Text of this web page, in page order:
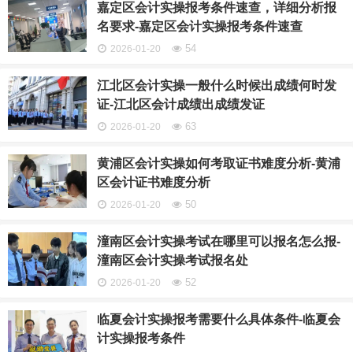
嘉定区会计实操报考条件速查，详细分析报
名要求-嘉定区会计实操报考条件速查
2026-01-20 54
江北区会计实操一般什么时候出成绩何时发
证-江北区会计成绩出成绩发证
2026-01-20 63
黄浦区会计实操如何考取证书难度分析-黄浦
区会计证书难度分析
2026-01-20 50
潼南区会计实操考试在哪里可以报名怎么报-
潼南区会计实操考试报名处
2026-01-20 52
临夏会计实操报考需要什么具体条件-临夏会
计实操报考条件